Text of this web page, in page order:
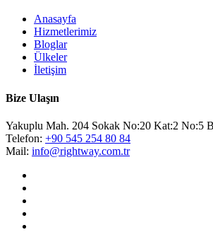
Anasayfa
Hizmetlerimiz
Bloglar
Ülkeler
İletişim
Bize Ulaşın
Yakuplu Mah. 204 Sokak No:20 Kat:2 No:5
Telefon: +90 545 254 80 84
Mail: info@rightway.com.tr